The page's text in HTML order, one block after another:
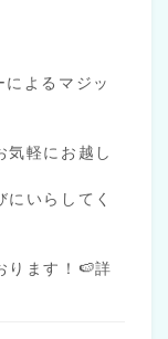
よるマジッ
気軽にお越し
いらしてく
ます！ 🍉詳